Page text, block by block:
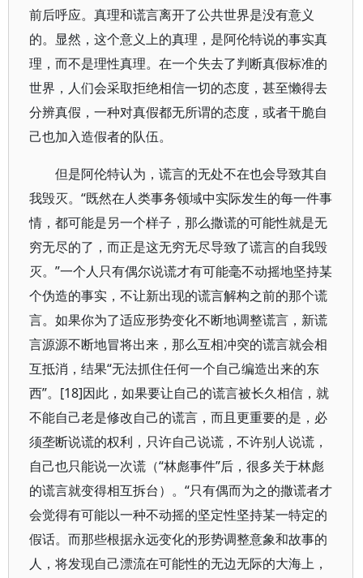
前后呼应。真理和谎言离开了公共世界是没有意义
的。显然，这个意义上的真理，是阿伦特说的事实真
理，而不是理性真理。在一个失去了判断真假标准的
世界，人们会采取拒绝相信一切的态度，甚至懒得去
分辨真假，一种对真假都无所谓的态度，或者干脆自
己也加入造假者的队伍。
但是阿伦特认为，谎言的无处不在也会导致其自
我毁灭。“既然在人类事务领域中实际发生的每一件事
情，都可能是另一个样子，那么撒谎的可能性就是无
穷无尽的了，而正是这无穷无尽导致了谎言的自我毁
灭。”一个人只有偶尔说谎才有可能毫不动摇地坚持某
个伪造的事实，不让新出现的谎言解构之前的那个谎
言。如果你为了适应形势变化不断地调整谎言，新谎
言源源不断地冒将出来，那么互相冲突的谎言就会相
互抵消，结果“无法抓住任何一个自己编造出来的东
西”。[18]因此，如果要让自己的谎言被长久相信，就
不能自己老是修改自己的谎言，而且更重要的是，必
须垄断说谎的权利，只许自己说谎，不许别人说谎，
自己也只能说一次谎（“林彪事件”后，很多关于林彪
的谎言就变得相互拆台）。“只有偶而为之的撒谎者才
会觉得有可能以一种不动摇的坚定性坚持某一特定的
假话。而那些根据永远变化的形势调整意象和故事的
人，将发现自己漂流在可能性的无边无际的大海上，